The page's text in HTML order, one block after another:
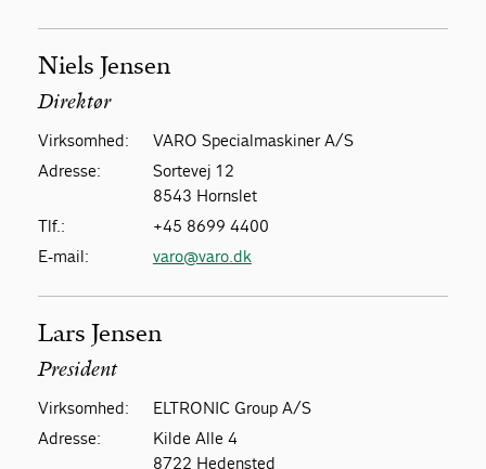
Niels Jensen
Direktør
Virksomhed:
VARO Specialmaskiner A/S
Adresse:
Sortevej 12
8543 Hornslet
Tlf.:
+45 8699 4400
E-mail:
varo@varo.dk
Lars Jensen
President
Virksomhed:
ELTRONIC Group A/S
Adresse:
Kilde Alle 4
8722 Hedensted